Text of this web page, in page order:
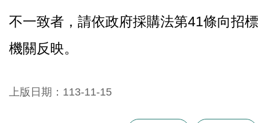
不一致者，請依政府採購法第41條向招標
機關反映。
上版日期：113-11-15